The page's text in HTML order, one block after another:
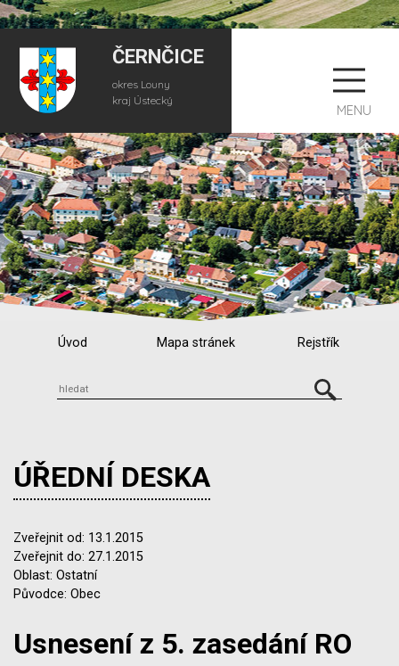
ČERNČICE
okres Louny
kraj Ústecký
MENU
Úvod Mapa stránek Rejstřík
ÚŘEDNÍ DESKA
Zveřejnit od: 13.1.2015
Zveřejnit do: 27.1.2015
Oblast: Ostatní
Původce: Obec
Usnesení z 5. zasedání RO